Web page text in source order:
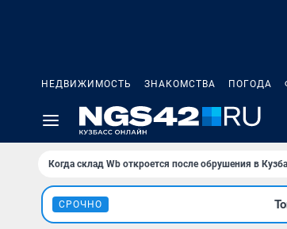
НЕДВИЖИМОСТЬ ЗНАКОМСТВА ПОГОДА
Когда склад Wb откроется после обрушения в
СРОЧНО